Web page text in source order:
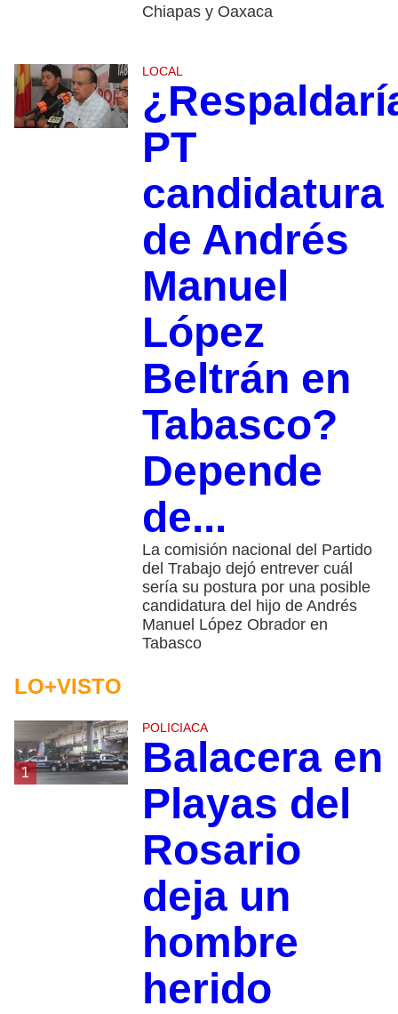
Chiapas y Oaxaca
LOCAL
PT
candidatura
de Andrés
Manuel
López
Beltrán en
Tabasco?
Depende
de...
La comisión nacional del Partido
del Trabajo dejó entrever cuál
sería su postura por una posible
candidatura del hijo de Andrés
Manuel López Obrador en
Tabasco
LO+VISTO
1
POLICIACA
Balacera en
Playas del
Rosario
deja un
hombre
herido